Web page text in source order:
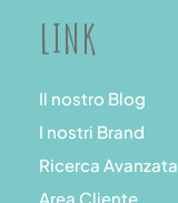
LINK
Il nostro Blog
I nostri Brand
Ricerca Avanzata
Area Cliente